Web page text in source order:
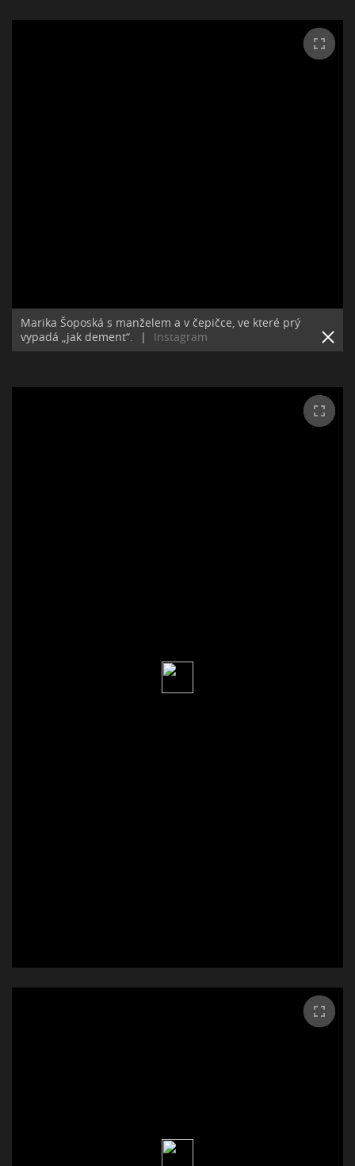
Marika Šoposká s manželem a v čepičce, ve které prý
vypadá „jak dement“.
| Instagram